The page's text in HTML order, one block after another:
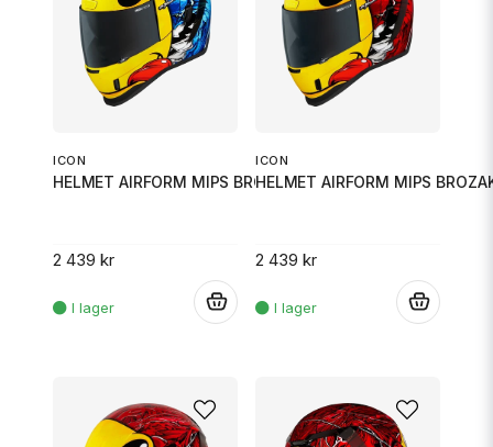
ICON
HELMET AIRFORM MIPS BROZAK BLU
2 439 kr
ICON
HELMET AIRFORM MIPS
2 439 kr